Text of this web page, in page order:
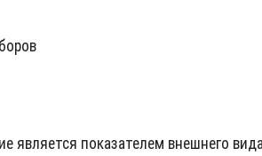
является показателем внешнего